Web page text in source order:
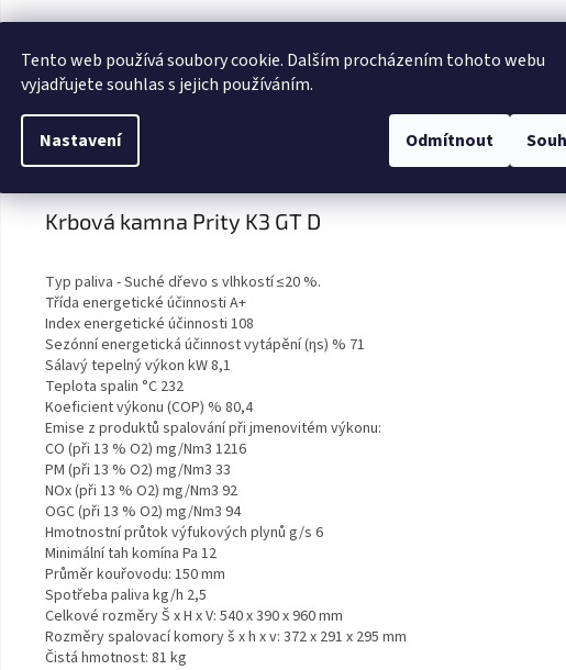
Tento web používá soubory cookie. Dalším procházením tohoto webu
vyjadřujete souhlas s jejich používáním.
Nastavení Odmítnout
Popis Podobné (8) Související soubory (2)
Detailní popis produktu
Krbová kamna Prity K3 GT D
Typ paliva - Suché dřevo s vlhkostí ≤20 %.
Třída energetické účinnosti A+
Index energetické účinnosti 108
Sezónní energetická účinnost vytápění (ηs) % 71
Sálavý tepelný výkon kW 8,1
Teplota spalin °C 232
Koeficient výkonu (COP) % 80,4
Emise z produktů spalování při jmenovitém výkonu:
CO (při 13 % O2) mg/Nm3 1216
PM (při 13 % O2) mg/Nm3 33
NOx (při 13 % O2) mg/Nm3 92
OGC (při 13 % O2) mg/Nm3 94
Hmotnostní průtok výfukových plynů g/s 6
Minimální tah komína Pa 12
Průměr kouřovodu: 150 mm
Spotřeba paliva kg/h 2,5
Celkové rozměry Š x H x V: 540 x 390 x 960 mm
Rozměry spalovací komory š x h x v: 372 x 291 x 295 mm
Čistá hmotnost: 81 kg